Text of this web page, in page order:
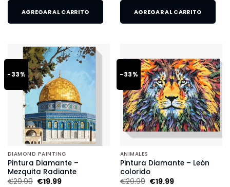
AGREGAR AL CARRITO AGREGAR AL CARRITO
-33%
DIAMOND PAINTING
Pintura Diamante –
Mezquita Radiante
€29.99 €19.99
-33%
ANIMALES
Pintura Diamante – León
colorido
€29.99 €19.99